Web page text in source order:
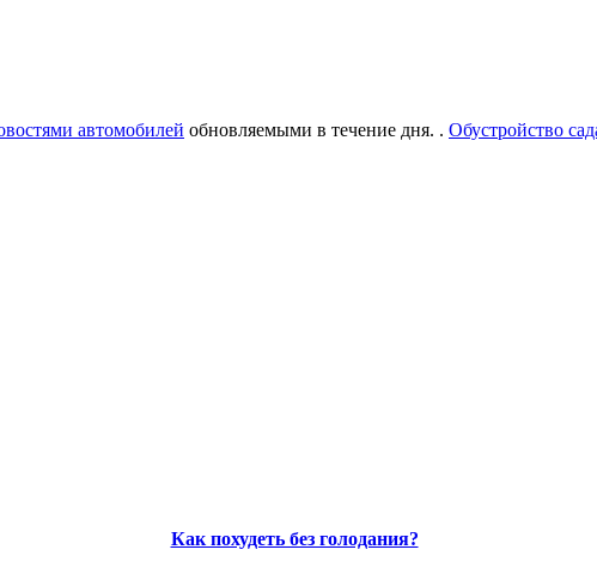
автомобилей обновляемыми в течение дня. . Обустройство
Как похудеть без голодания?